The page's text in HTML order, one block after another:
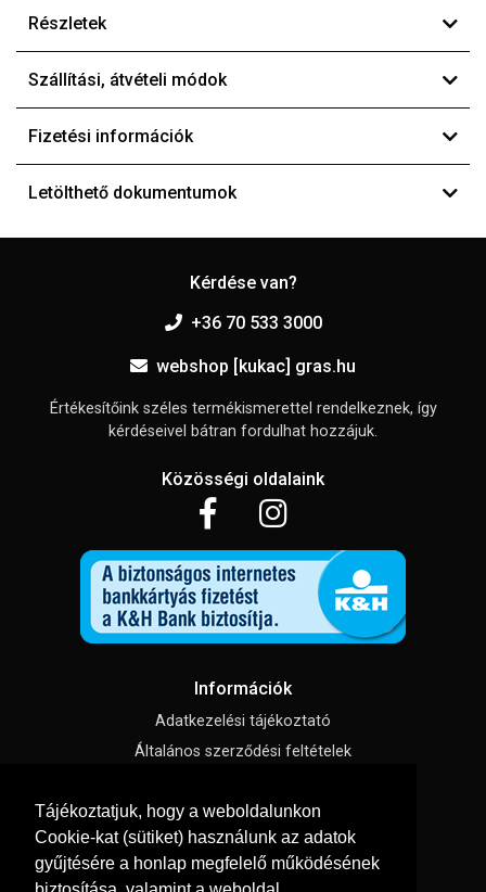
Tájékoztatjuk, hogy a weboldalunkon
Cookie-kat (sütiket) használunk az adatok
gyűjtésére a honlap megfelelő működésének
Részletek
Szállítási, átvételi módok
Fizetési információk
Letölthető dokumentumok
Kérdése van?
+36 70 533 3000
webshop [kukac] gras.hu
Értékesítőink széles termékismerettel rendelkeznek, így
kérdéseivel bátran fordulhat hozzájuk.
Közösségi oldalaink
Információk
Adatkezelési tájékoztató
Általános szerződési feltételek
Süti beállítások
Menü